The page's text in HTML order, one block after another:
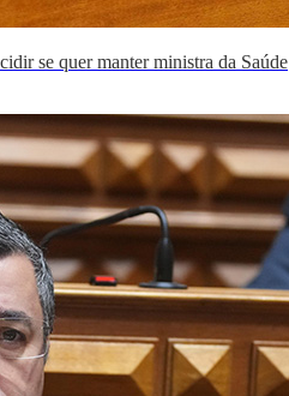
se quer manter ministra da Saúde